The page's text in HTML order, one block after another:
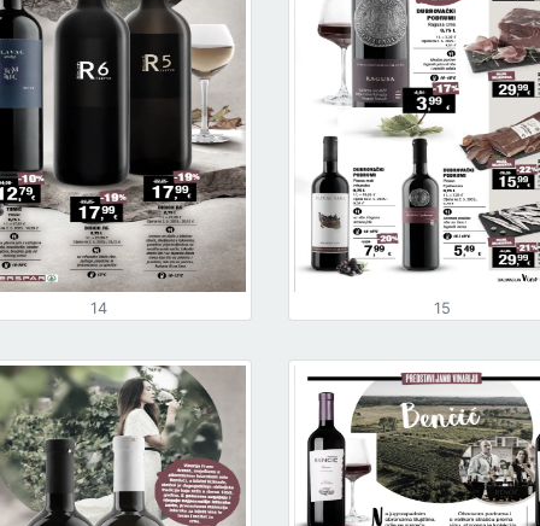
14 15